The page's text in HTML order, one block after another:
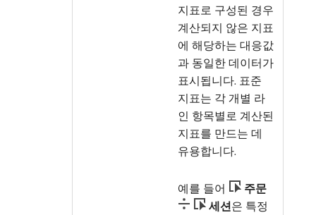
지표로 구성된 경우
계산되지 않은 지표
에 해당하는 대응값
과 동일한 데이터가
표시됩니다. 표준
지표는 각 개별 라
인 항목별로 계산된
지표를 만드는 데
유용합니다.
예를 들어
주문
세션​은 특정